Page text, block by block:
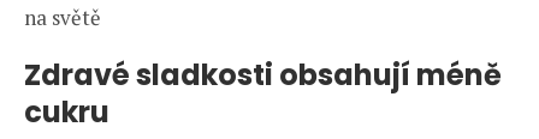
na světě
Zdravé sladkosti obsahují méně
cukru